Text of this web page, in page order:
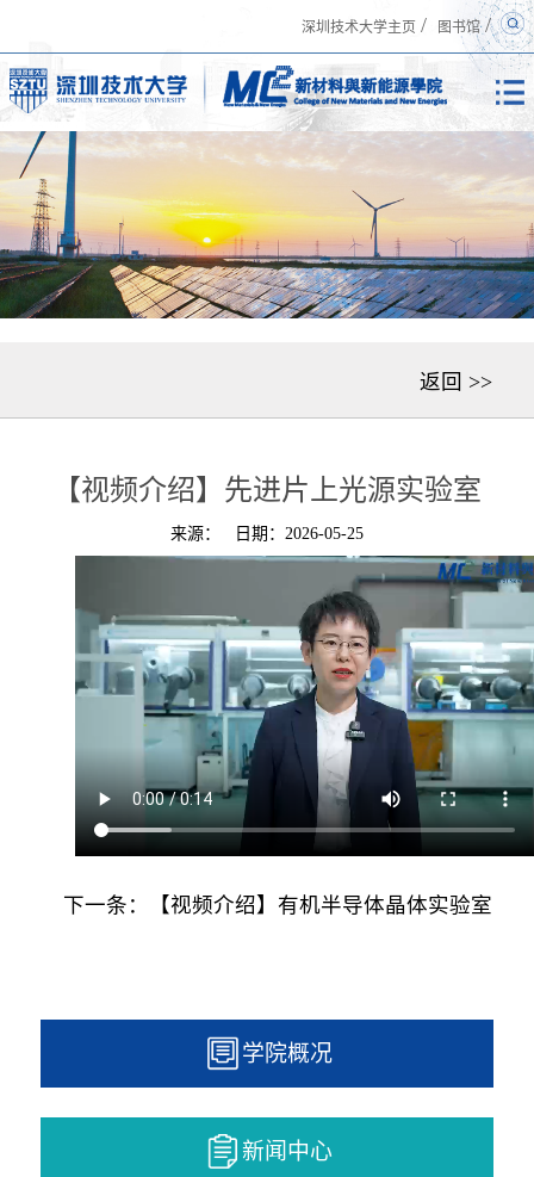
深圳技术大学主页 / 图书馆 /
返回 >>
【视频介绍】先进片上光源实验室
来源： 日期：2026-05-25
下一条： 【视频介绍】有机半导体晶体实验室
学院概况
新闻中心